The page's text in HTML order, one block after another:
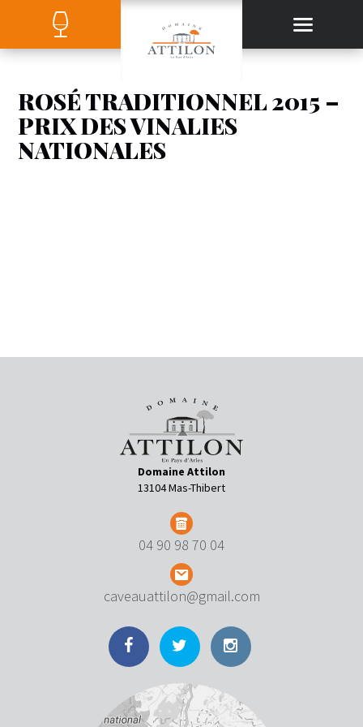
ROSÉ TRADITIONNEL 2015 –
PRIX DES VINALIES
NATIONALES
Domaine Attilon
13104 Mas-Thibert
04 90 98 70 04
caveauattilon@gmail.com